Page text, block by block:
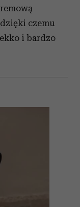
czemu
i bardzo